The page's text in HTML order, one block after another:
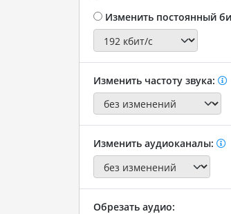
Изменить постоянный
Изменить частоту звука:
Изменить аудиоканалы:
Обрезать аудио: